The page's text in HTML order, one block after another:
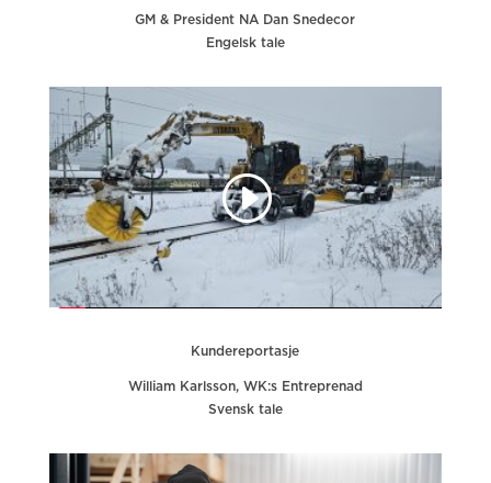
GM & President NA Dan Snedecor
Engelsk tale
Kundereportasje
William Karlsson, WK:s Entreprenad
Svensk tale